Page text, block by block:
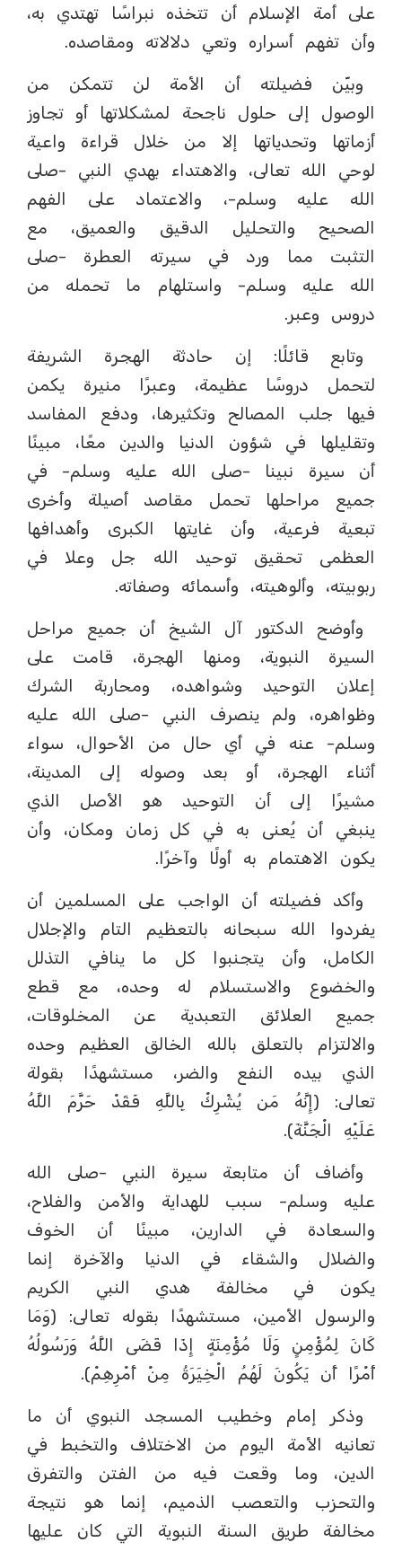
على أمة الإسلام أن تتخذه نبراسًا تهتدي به،
وأن تفهم أسراره وتعي دلالاته ومقاصده.
وبيّن فضيلته أن الأمة لن تتمكن من
الوصول إلى حلول ناجحة لمشكلاتها أو تجاوز
أزماتها وتحدياتها إلا من خلال قراءة واعية
لوحي الله تعالى، والاهتداء بهدي النبي -صلى
الله عليه وسلم-، والاعتماد على الفهم
الصحيح والتحليل الدقيق والعميق، مع
التثبت مما ورد في سيرته العطرة -صلى
الله عليه وسلم- واستلهام ما تحمله من
دروس وعبر.
وتابع قائلًا: إن حادثة الهجرة الشريفة
لتحمل دروسًا عظيمة، وعبرًا منيرة يكمن
فيها جلب المصالح وتكثيرها، ودفع المفاسد
وتقليلها في شؤون الدنيا والدين معًا، مبينًا
أن سيرة نبينا -صلى الله عليه وسلم- في
جميع مراحلها تحمل مقاصد أصيلة وأخرى
تبعية فرعية، وأن غايتها الكبرى وأهدافها
العظمى تحقيق توحيد الله جل وعلا في
ربوبيته، وألوهيته، وأسمائه وصفاته.
وأوضح الدكتور آل الشيخ أن جميع مراحل
السيرة النبوية، ومنها الهجرة، قامت على
إعلان التوحيد وشواهده، ومحاربة الشرك
وظواهره، ولم ينصرف النبي -صلى الله عليه
وسلم- عنه في أي حال من الأحوال، سواء
أثناء الهجرة، أو بعد وصوله إلى المدينة،
مشيرًا إلى أن التوحيد هو الأصل الذي
ينبغي أن يُعنى به في كل زمان ومكان، وأن
يكون الاهتمام به أولًا وآخرًا.
وأكد فضيلته أن الواجب على المسلمين أن
يفردوا الله سبحانه بالتعظيم التام والإجلال
الكامل، وأن يتجنبوا كل ما ينافي التذلل
والخضوع والاستسلام له وحده، مع قطع
جميع العلائق التعبدية عن المخلوقات،
والالتزام بالتعلق بالله الخالق العظيم وحده
الذي بيده النفع والضر، مستشهدًا بقولة
تعالى: (إِنَّهُ مَن يُشْرِكْ بِاللَّهِ فَقَدْ حَرَّمَ اللَّهُ
عَلَيْهِ الْجَنَّةَ).
وأضاف أن متابعة سيرة النبي -صلى الله
عليه وسلم- سبب للهداية والأمن والفلاح،
والسعادة في الدارين، مبينًا أن الخوف
والضلال والشقاء في الدنيا والآخرة إنما
يكون في مخالفة هدي النبي الكريم
والرسول الأمين، مستشهدًا بقوله تعالى: (وَمَا
كَانَ لِمُؤْمِنٍ وَلَا مُؤْمِنَةٍ إِذَا قَضَى اللَّهُ وَرَسُولُهُ
أَمْرًا أَن يَكُونَ لَهُمُ الْخِيَرَةُ مِنْ أَمْرِهِمْ).
وذكر إمام وخطيب المسجد النبوي أن ما
تعانيه الأمة اليوم من الاختلاف والتخبط في
الدين، وما وقعت فيه من الفتن والتفرق
والتحزب والتعصب الذميم، إنما هو نتيجة
مخالفة طريق السنة النبوية التي كان عليها